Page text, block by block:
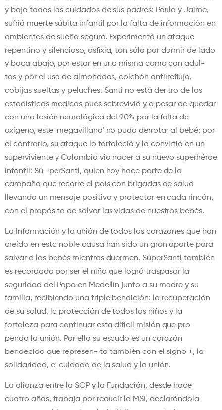
y bajo todos los cuidados de sus padres: Paula y Jaime,
sufrió muerte súbita infantil por la falta de información en
ambientes de sueño seguro. Experimentó un ataque
repentino y silencioso, asfixia, tan sólo por dormir de lado
y boca abajo, por estar en una misma cama con adul-
tos y por el uso de almohadas, colchón antirreflujo,
cobijas sueltas y peluches. Santi no está dentro de las
estadísticas medicas pues sobrevivió y a pesar de quedar
con una lesión neurológica del 90% por la falta de
oxígeno, este ‘megavillano’ no pudo derrotar al bebé; por
el contrario, su ataque lo fortaleció y lo convirtió en un
superviviente y Colombia vio nacer a su nuevo superhéroe
infantil: Sú- perSanti, quien hoy hace parte de la
campaña que recorre el país con brigadas de salud
llevando un mensaje positivo y protector en cada rincón,
con el propósito de salvar las vidas de nuestros bebés.
La Información y la unión de todos los corazones que han
creído en esta noble causa han sido un gran aporte para
salvar a los bebés mientras duermen. SúperSanti también
es recordado por ser el niño que logró traspasar la
seguridad del Papa en Medellín junto a su madre y su
familia, recibiendo una triple bendición: la recuperación
de su salud, la protección de todos los niños y la
fortaleza para continuar esta difícil misión que pro-
penda la unión. Por ello su escudo es un corazón
bendecido que represen- ta también con el signo +, la
solidaridad, el cuidado de la salud y la unión.
La alianza entre la SCP y la Fundación, desde hace
cuatro años, trabaja por reducir la MSI, declarándola